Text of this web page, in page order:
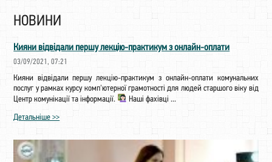
НОВИНИ
Кияни відвідали першу лекцію-практикум з онлайн-оплати
03/09/2021, 07:21
Кияни відвідали першу лекцію-практикум з онлайн-оплати комунальних
послуг у рамках курсу комп'ютерної грамотності для людей старшого віку від
Центр комунікації та інформації.
Наші фахівці ...
Детальніше >>